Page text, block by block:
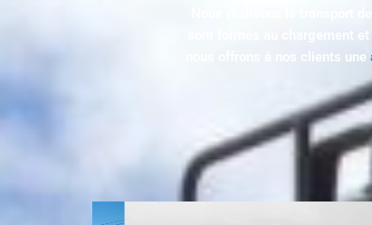
Nous réalisons le transport
sont formés au chargement
nous offrons à nos clients une